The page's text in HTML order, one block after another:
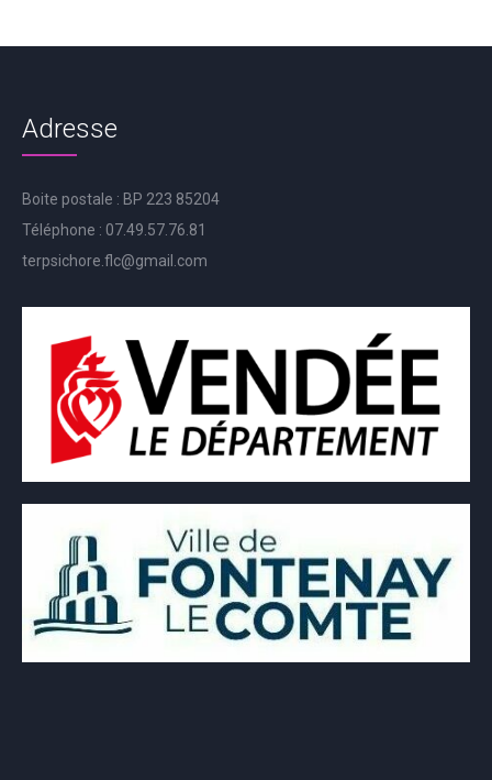
Adresse
Boite postale : BP 223 85204
Téléphone : 07.49.57.76.81
terpsichore.flc@gmail.com